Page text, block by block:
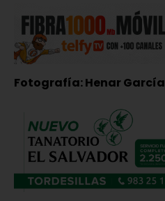
Fotografía: Henar García